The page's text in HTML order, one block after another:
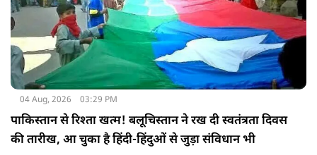
04 Aug, 2026 03:29 PM
पाकिस्तान से रिश्ता खत्म! बलूचिस्तान ने रख दी स्वतंत्रता दिवस
की तारीख, आ चुका है हिंदी-हिंदुओं से जुड़ा संविधान भी